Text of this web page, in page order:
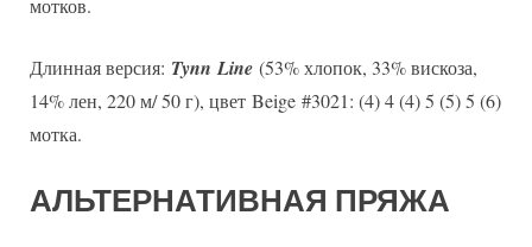
мотков.
Длинная версия: TynnLine (53% хлопок, 33% вискоза,
14% лен, 220 м/ 50 г), цвет Beige #3021: (4) 4 (4) 5 (5) 5 (6)
мотка.
АЛЬТЕРНАТИВНАЯ ПРЯЖА